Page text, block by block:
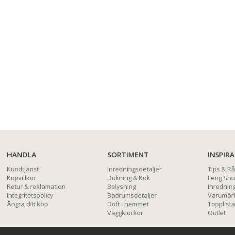
HANDLA
Kundtjänst
Köpvillkor
Retur & reklamation
Integritetspolicy
Ångra ditt köp
SORTIMENT
Inredningsdetaljer
Dukning & Kök
Belysning
Badrumsdetaljer
Doft i hemmet
Väggklockor
Tips &
Feng
Topplista
Outlet